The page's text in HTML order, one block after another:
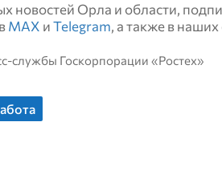
новостей Орла и области,
MAX и Telegram, а также в
службы Госкорпорации «Ростех»